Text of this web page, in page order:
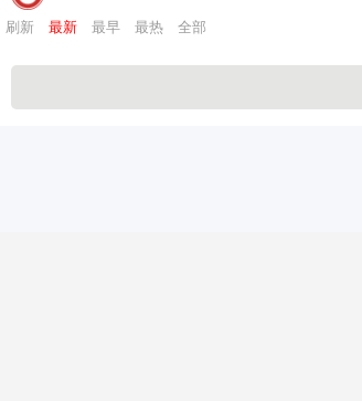
刷新 最新 最早 最热 全部